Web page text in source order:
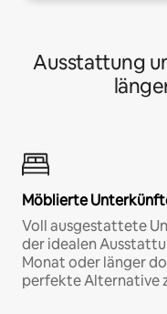
Ausstattung
Möblierte
Voll ausgestattete
der idealen
Monat oder länger
perfekte Alternative